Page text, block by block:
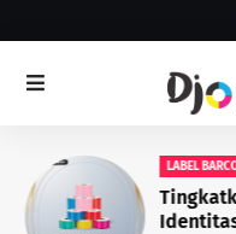
LABEL